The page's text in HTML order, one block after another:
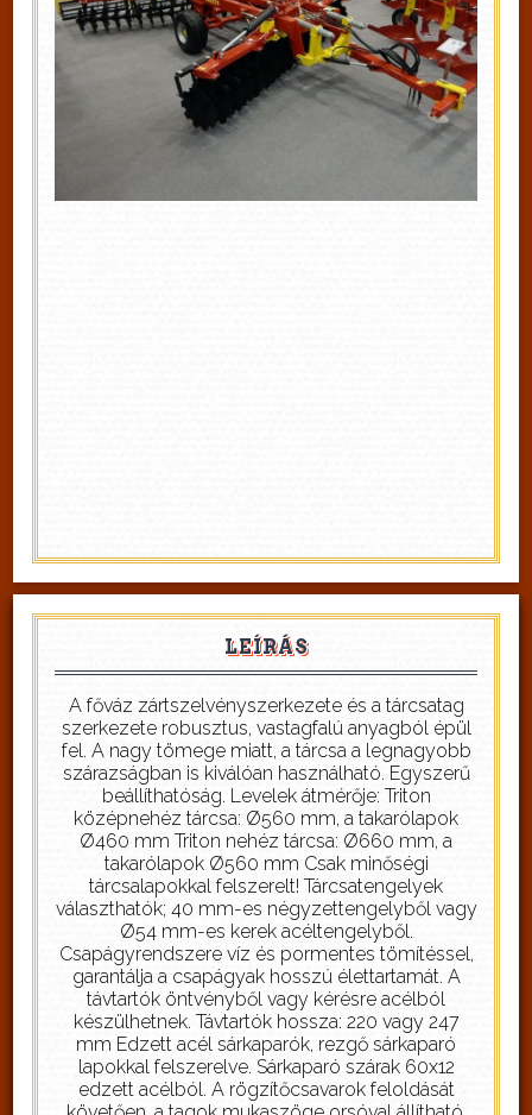
LEÍRÁS
A főváz zártszelvényszerkezete és a tárcsatag
szerkezete robusztus, vastagfalú anyagból épül
fel. A nagy tömege miatt, a tárcsa a legnagyobb
szárazságban is kiválóan használható. Egyszerű
beállíthatóság. Levelek átmérője: Triton
középnehéz tárcsa: Ø560 mm, a takarólapok
Ø460 mm Triton nehéz tárcsa: Ø660 mm, a
takarólapok Ø560 mm Csak minőségi
tárcsalapokkal felszerelt! Tárcsatengelyek
választhatók; 40 mm-es négyzettengelyből vagy
Ø54 mm-es kerek acéltengelyből.
Csapágyrendszere víz és pormentes tömítéssel,
garantálja a csapágyak hosszú élettartamát. A
távtartók öntvényből vagy kérésre acélból
készülhetnek. Távtartók hossza: 220 vagy 247
mm Edzett acél sárkaparók, rezgő sárkaparó
lapokkal felszerelve. Sárkaparó szárak 60x12
edzett acélból. A rögzítőcsavarok feloldását